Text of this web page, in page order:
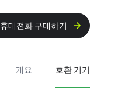
휴대전화 구매하기
개요 호환 기기